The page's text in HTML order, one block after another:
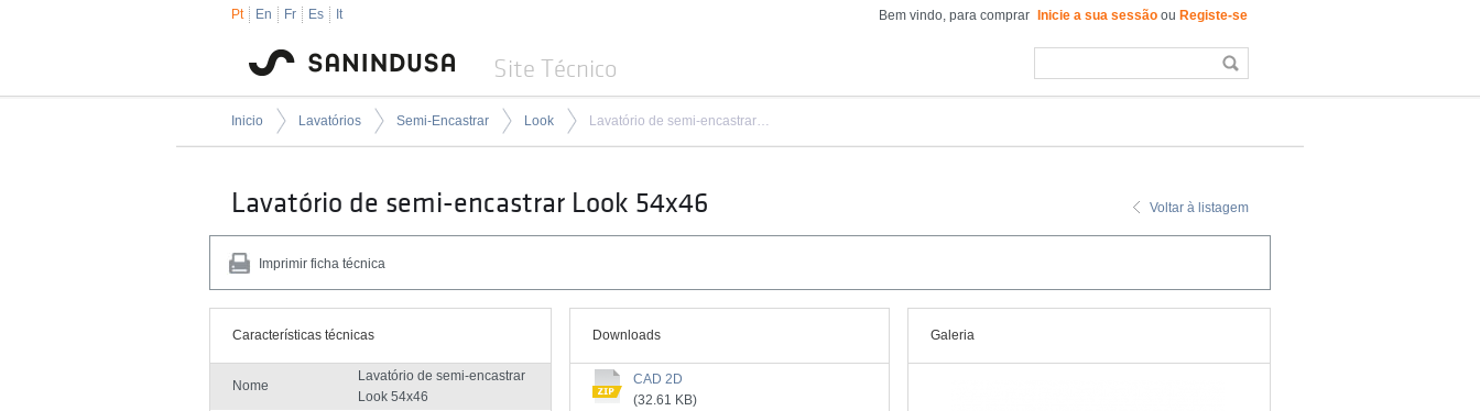
Pt En Fr Es It Bem vindo, para comprar Inicie a sua sessão ou Registe-se
Site Técnico
Inicio Lavatórios Semi-Encastrar Look Lavatório de semi-encastrar Look 54x46
Lavatório de semi-encastrar Look 54x46 Voltar à listagem
Imprimir ficha técnica
Características técnicas
Nome
Lavatório de semi-encastrar
Look 54x46
Downloads
CAD 2D
(32.61 KB)
Galeria